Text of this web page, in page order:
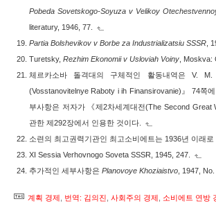
Pobeda Sovetskogo-Soyuza v Velikoy
literatury, 1946, 77.
Partia Bolshevikov v Borbe za Industrializatsiu SSSR ,
Turetsky, Rezhim Ekonomii v Usloviah Voiny , Moskva:
체르카소바 돌격대의 구체적인 활동내역은 V.
(Vosstanovitelnye Raboty i ih Finansirovanie)』 74쪽
부사항은 저자가 《제2차세계대전(The Second
관한 제292장에서 인용한 것이다.
소련의 최고권력기관인 최고소비에트는 1936년 이래
XI Sessia Verhovnogo Soveta SSSR, 1945, 247.
추가적인 세부사항은 Planovoye Khoziaistvo , 1947,
계획 경제 번역: 김의진 사회주의 경제 소비에트 연방